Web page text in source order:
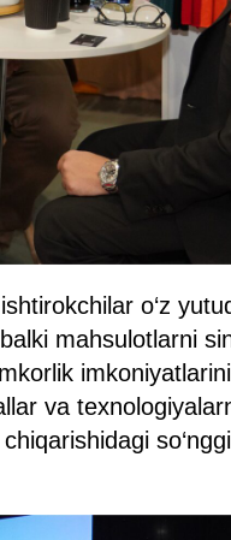
o‘z
mahsulotlarni
va